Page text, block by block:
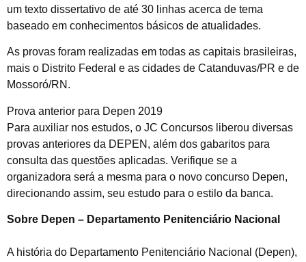
um texto dissertativo de até 30 linhas acerca de tema
baseado em conhecimentos básicos de atualidades.
As provas foram realizadas em todas as capitais brasileiras,
mais o Distrito Federal e as cidades de Catanduvas/PR e de
Mossoró/RN.
Prova anterior para Depen 2019
Para auxiliar nos estudos, o JC Concursos liberou diversas
provas anteriores da DEPEN, além dos gabaritos para
consulta das questões aplicadas. Verifique se a
organizadora será a mesma para o novo concurso Depen,
direcionando assim, seu estudo para o estilo da banca.
Sobre Depen – Departamento Penitenciário Nacional
A história do Departamento Penitenciário Nacional (Depen),